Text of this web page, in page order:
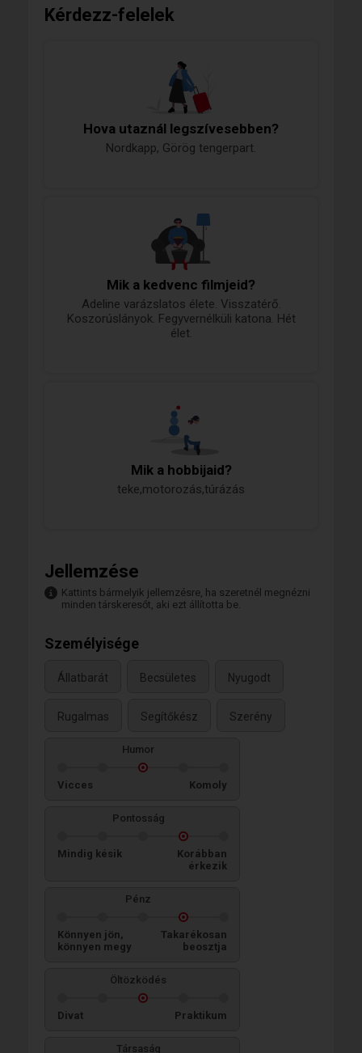
Kérdezz-felelek
Hova utaznál legszívesebben?
Nordkapp, Görög tengerpart.
Mik a kedvenc filmjeid?
Adeline varázslatos élete. Visszatérő.
Koszorúslányok. Fegyvernélküli katona. Hét
élet.
Mik a hobbijaid?
teke,motorozás,túrázás
Jellemzése
Kattints bármelyik jellemzésre, ha szeretnél megnézni
minden társkeresőt, aki ezt állította be.
Személyisége
Állatbarát Becsületes Nyugodt
Rugalmas Segítőkész Szerény
Humor
Vicces Komoly
Pontosság
Mindig késik
Korábban
érkezik
Pénz
Könnyen jön,
könnyen megy
Takarékosan
beosztja
Öltözködés
Divat Praktikum
Társaság